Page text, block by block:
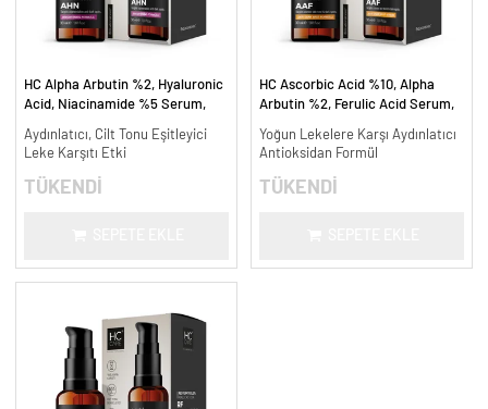
HC Alpha Arbutin %2, Hyaluronic
Acid, Niacinamide %5 Serum,
ml.
Aydınlatıcı, Cilt Tonu Eşitleyici
Leke Karşıtı Etki
TÜKENDİ
HC Ascorbic Acid %10, Alpha
Arbutin %2, Ferulic Acid Serum,
ml.
Yoğun Lekelere Karşı Aydınlatıcı
Antioksidan Formül
TÜKENDİ